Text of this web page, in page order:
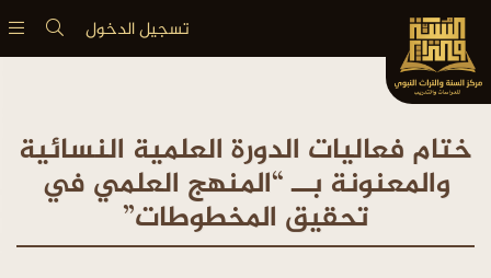
تسجيل الدخول
ختام فعاليات الدورة العلمية النسائية
والمعنونة بــ “المنهج العلمي في
تحقيق المخطوطات”